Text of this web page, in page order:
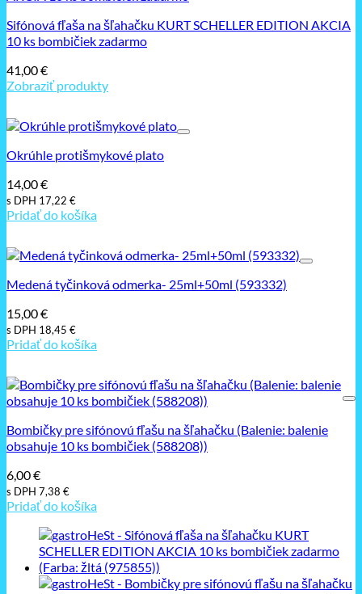
Sifónová fľaša na šľahačku KURT SCHELLER EDITION AKCIA
10 ks bombičiek zadarmo
41,00€
Zobraziť produkty
Okrúhle protišmykové plato
14,00€
s DPH 17,22 €
Pridať do košíka
Medená tyčinková odmerka- 25ml+50ml (593332)
15,00€
s DPH 18,45 €
Pridať do košíka
Bombičky pre sifónovú fľašu na šľahačku (Balenie: balenie
obsahuje 10 ks bombičiek (588208))
6,00€
s DPH 7,38 €
Pridať do košíka